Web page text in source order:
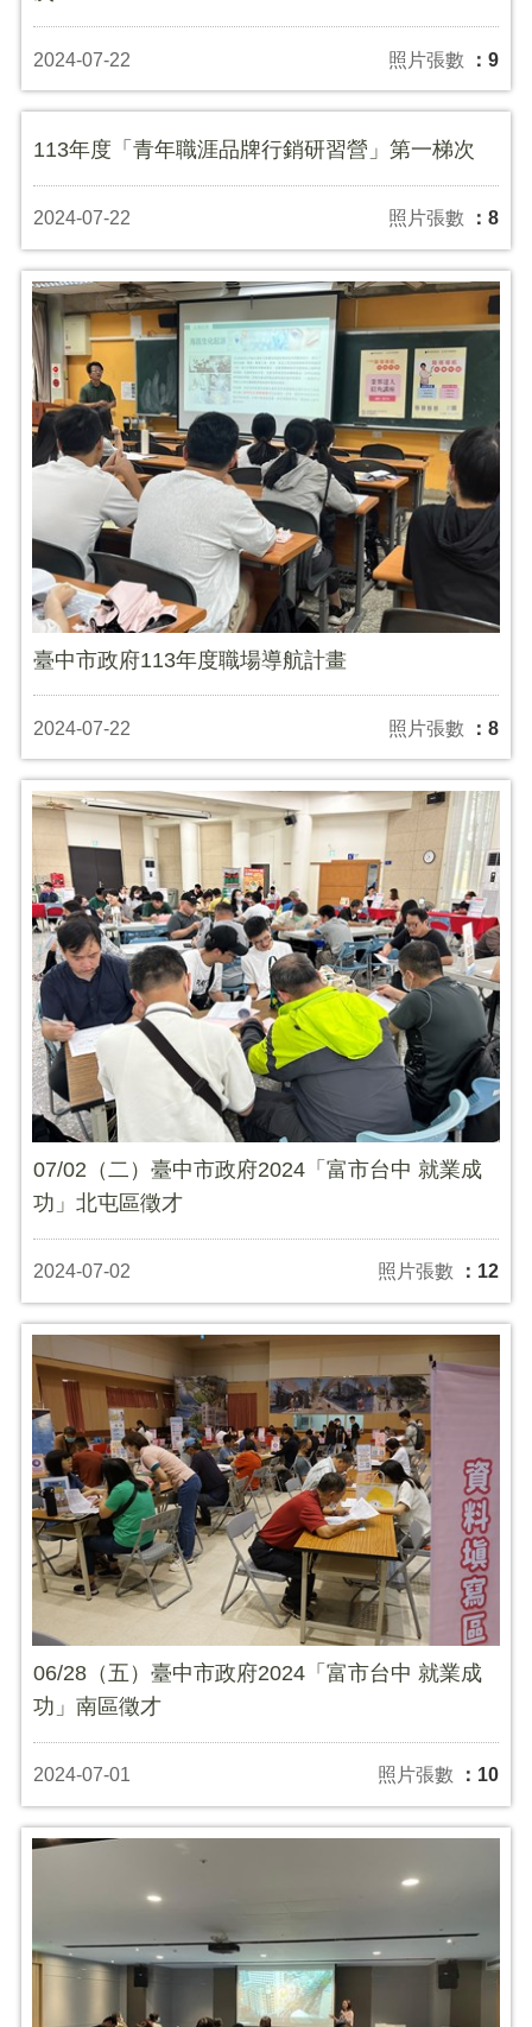
2024-07-22 照片張數 ：9
113年度「青年職涯品牌行銷研習營」第一梯次
2024-07-22 照片張數 ：8
臺中市政府113年度職場導航計畫
2024-07-22 照片張數 ：8
07/02（二）臺中市政府2024「富市台中 就業成
功」北屯區徵才
2024-07-02 照片張數 ：12
06/28（五）臺中市政府2024「富市台中 就業成
功」南區徵才
2024-07-01 照片張數 ：10